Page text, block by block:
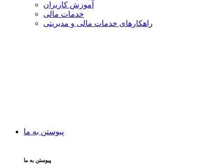
آموزش کاربران
خدمات مالی
راهکارهای خدمات مالی و مدیریتی
پیوستن به ما
پیوستن به ما